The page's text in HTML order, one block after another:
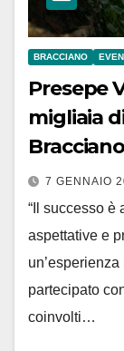
BRACCIANO
Presepe
migliaia
Bracciano
7 GENNAIO
“Il successo è
aspettative e
partecipato
coinvolti…